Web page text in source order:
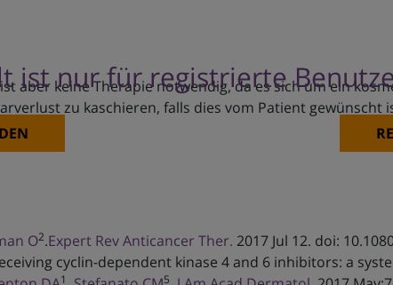
ist nur für registrierte
aber keine Therapie notwendig, da es sich um ein
zu kaschieren, falls dies vom Patient gewünscht
O2.Expert Rev Anticancer Ther. 2017 Jul 12. doi:
cyclin-dependent kinase 4 and 6 inhibitors: a
1 5